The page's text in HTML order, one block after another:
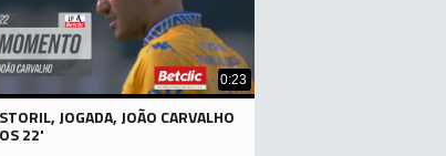
0:23
JOGADA, JOÃO CARVALHO
22'